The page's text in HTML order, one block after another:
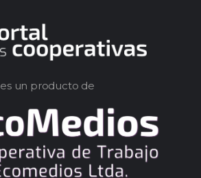
es un producto de